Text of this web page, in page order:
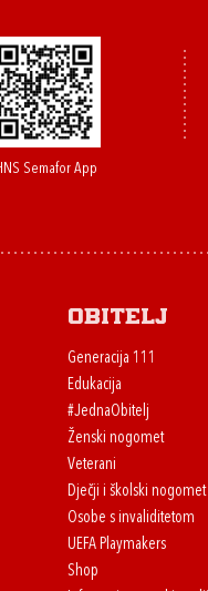
Semafor App
Obitelj
Generacija 111
Edukacija
#JednaObitelj
Ženski nogomet
Veterani
Dječji i školski nogomet
Osobe s invaliditetom
UEFA Playmakers
Shop